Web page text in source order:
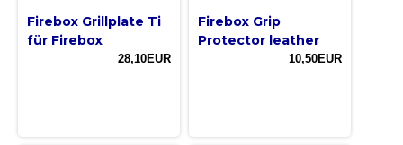
Firebox Grillplate Ti
für Firebox
28,10EUR
Firebox Grip
Protector leather
10,50EUR